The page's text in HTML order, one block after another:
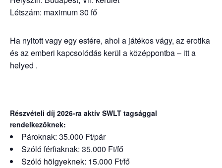
Létszám: maximum 30 fő
Ha nyitott vagy egy estére, ahol a játékos vágy, az erotika
és az emberi kapcsolódás kerül a középpontba – itt a
helyed .
Részvételi díj 2026-ra aktív SWLT tagsággal
rendelkezőknek:
Pároknak: 35.000 Ft/pár
Szóló férfiaknak: 35.000 Ft/fő
Szóló hölgyeknek: 15.000 Ft/fő